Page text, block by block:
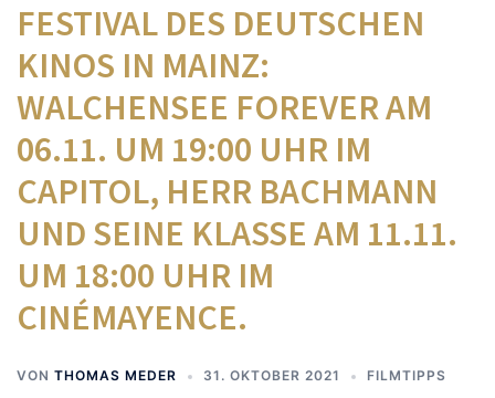
FESTIVAL DES DEUTSCHEN
KINOS IN MAINZ:
WALCHENSEE FOREVER AM
06.11. UM 19:00 UHR IM
CAPITOL, HERR BACHMANN
UND SEINE KLASSE AM 11.11.
UM 18:00 UHR IM
CINÉMAYENCE.
VON THOMAS MEDER 31. OKTOBER 2021 FILMTIPPS